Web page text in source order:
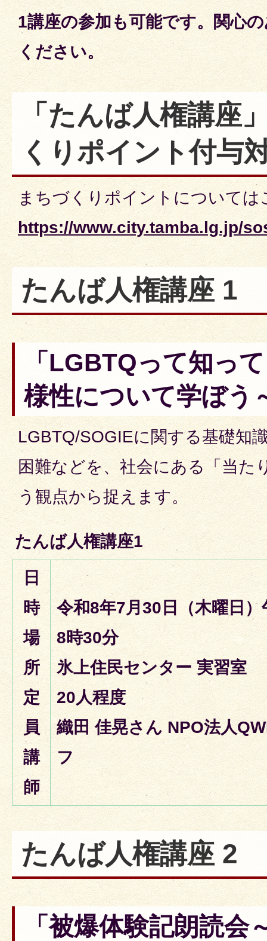
1講座の参加も可能です。関心
ください。
「たんば人権講座
くりポイント付与
まちづくりポイントについては
https://www.city.tamba.lg.jp/
たんば人権講座 1
「LGBTQって知っ
様性について学ぼう
LGBTQ/SOGIEに関する基礎知
困難などを、社会にある「当た
う観点から捉えます。
たんば人権講座1
日
時
場
所
定
員
講
師
令和8年7月30日（木曜日）
8時30分
氷上住民センター 実習室
20人程度
織田 佳晃さん NPO法人
フ
たんば人権講座 2
「被爆体験記朗読会